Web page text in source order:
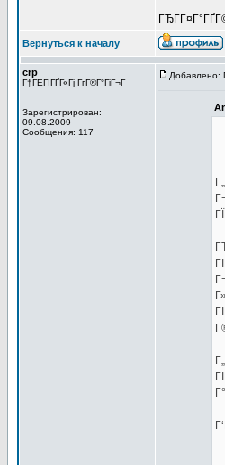
Вернуться к началу
crp
Г†ГЁГІГҐГ«Гј ГґГ®Г°ГіГ¬Г
Зарегистрирован:
09.08.2009
Сообщения: 117
Добавлено: